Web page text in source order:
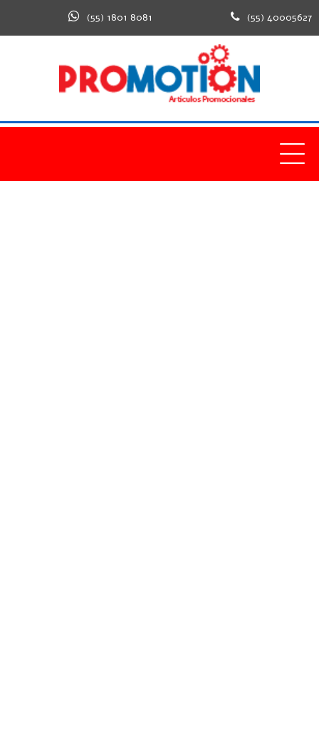
(55) 1801 8081 (55) 40005627